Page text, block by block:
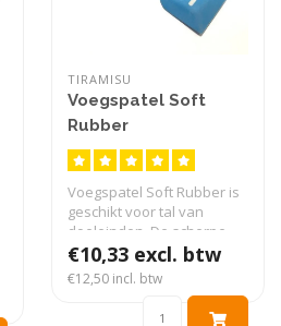
TIRAMISU
Voegspatel Soft
Rubber
Voegspatel Soft Rubber is
geschikt voor tal van
doeleinden. De scherpe
randen zo..
€10,33 excl. btw
€12,50 incl. btw